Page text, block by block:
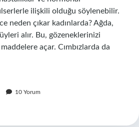
ilişkili olduğu söylenebilir.
neden çıkar kadınlarda? Ağda,
alır. Bu, gözeneklerinizi
açar. Cımbızlarda da
10 Yorum